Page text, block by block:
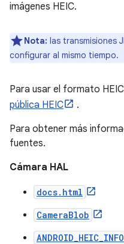
imágenes HEIC.
Nota: las transmisiones
configurar al mismo tiempo.
Para usar el formato
pública HEIC
.
Para obtener más
fuentes.
Cámara HAL
docs.html
CameraBlob